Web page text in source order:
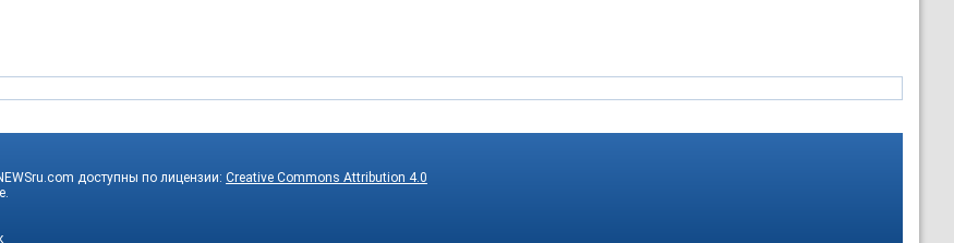
доступны по лицензии: Creative Commons Attribution 4.0